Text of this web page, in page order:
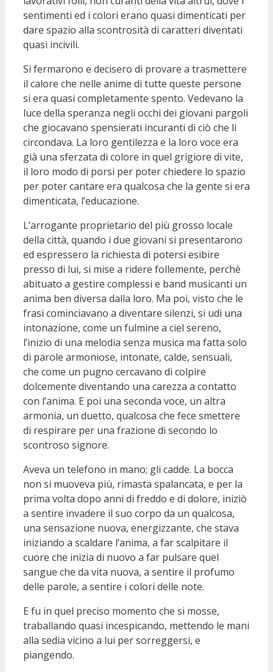
sentimenti ed i colori erano quasi dimenticati per
dare spazio alla scontrosità di caratteri diventati
quasi incivili.
Si fermarono e decisero di provare a trasmettere
il calore che nelle anime di tutte queste persone
si era quasi completamente spento. Vedevano la
luce della speranza negli occhi dei giovani pargoli
che giocavano spensierati incuranti di ciò che li
circondava. La loro gentilezza e la loro voce era
già una sferzata di colore in quel grigiore di vite,
il loro modo di porsi per poter chiedere lo spazio
per poter cantare era qualcosa che la gente si era
dimenticata, l’educazione.
L’arrogante proprietario del più grosso locale
della città, quando i due giovani si presentarono
ed espressero la richiesta di potersi esibire
presso di lui, si mise a ridere follemente, perchè
abituato a gestire complessi e band musicanti un
anima ben diversa dalla loro. Ma poi, visto che le
frasi cominciavano a diventare silenzi, si udì una
intonazione, come un fulmine a ciel sereno,
l’inizio di una melodia senza musica ma fatta solo
di parole armoniose, intonate, calde, sensuali,
che come un pugno cercavano di colpire
dolcemente diventando una carezza a contatto
con l’anima. E poi una seconda voce, un altra
armonia, un duetto, qualcosa che fece smettere
di respirare per una frazione di secondo lo
scontroso signore.
Aveva un telefono in mano; gli cadde. La bocca
non si muoveva più, rimasta spalancata, e per la
prima volta dopo anni di freddo e di dolore, iniziò
a sentire invadere il suo corpo da un qualcosa,
una sensazione nuova, energizzante, che stava
iniziando a scaldare l’anima, a far scalpitare il
cuore che inizia di nuovo a far pulsare quel
sangue che da vita nuova, a sentire il profumo
delle parole, a sentire i colori delle note.
E fu in quel preciso momento che si mosse,
traballando quasi incespicando, mettendo le mani
alla sedia vicino a lui per sorreggersi, e
piangendo.